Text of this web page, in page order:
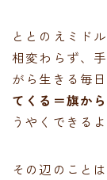
ととのえミド
相変わらず、
がら生きる毎
てくる＝旗か
うやくできる
その辺のことは